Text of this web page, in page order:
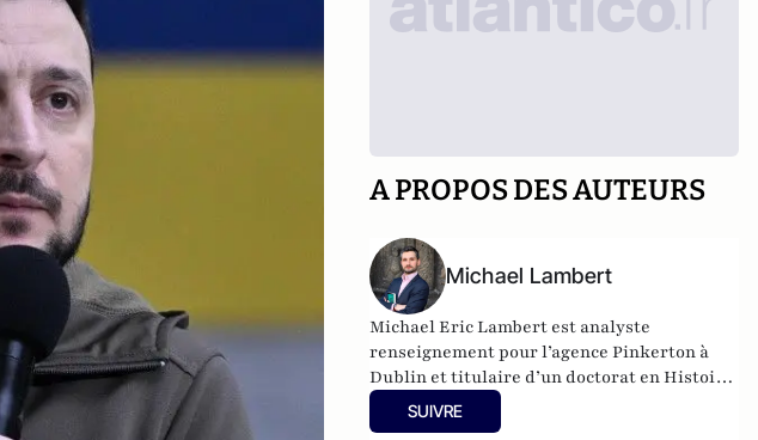
A PROPOS DES AUTEURS
Michael Lambert
Michael Eric Lambert est analyste
renseignement pour l’agence Pinkerton à
Dublin et titulaire d’un doctorat en Histoire
des relations internationales à Sorbonne
Université en partenariat avec l’INSEAD.
SUIVRE